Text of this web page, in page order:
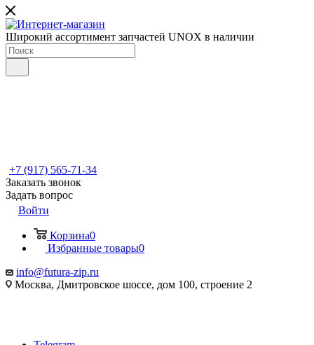
Широкий ассортимент запчастей UNOX в наличии
+7 (917) 565-71-34
Заказать звонок
Задать вопрос
Войти
Корзина0
Избранные товары0
info@futura-zip.ru
Москва, Дмитровское шоссе, дом 100, строение 2